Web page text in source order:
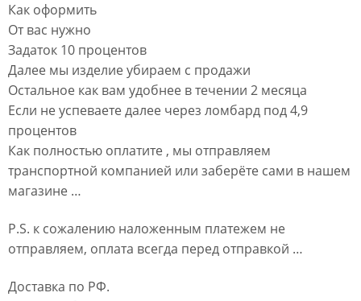
Как оформить
От вас нужно
Задаток 10 процентов
Далее мы изделие убираем с продажи
Остальное как вам удобнее в течении 2 месяца
Если не успеваете далее через ломбард под 4,9
процентов
Как полностью оплатите , мы отправляем
транспортной компанией или заберёте сами в нашем
магазине …
P.S. к сожалению наложенным платежем не
отправляем, оплата всегда перед отправкой …
Доставка по РФ.